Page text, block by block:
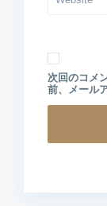
次回のコメ
前、メール